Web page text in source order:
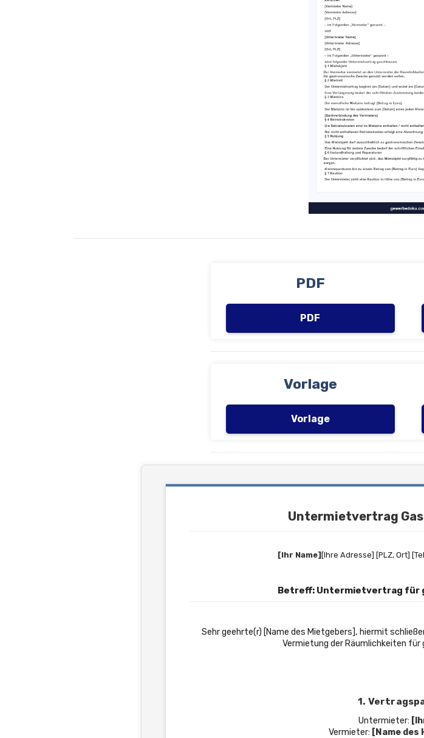
PDF
PDF
Vorlage
Vorlage
Untermietvertrag
[Ihr Name] [Ihre Adresse] [PLZ, Ort]
Betreff: Untermietvertrag für
Sehr geehrte(r) [Name des Mietgebers], hiermit
Vermietung der Räumlichkeiten
1.
Untermieter:
Vermieter: [Name